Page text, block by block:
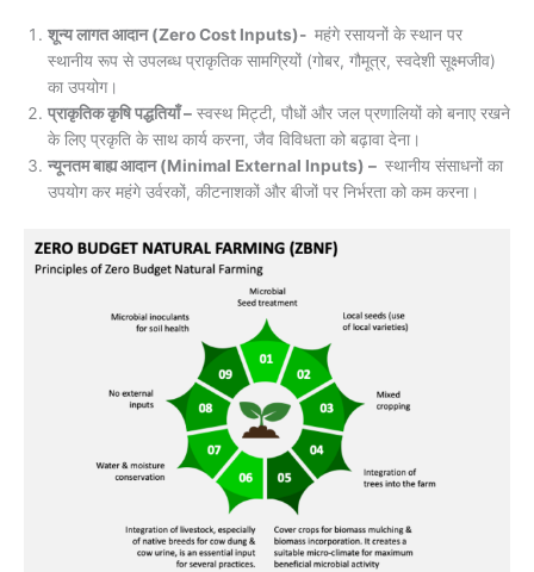
शून्य लागत आदान (Zero Cost Inputs)- महंगे रसायनों के स्थान पर
स्थानीय रूप से उपलब्ध प्राकृतिक सामग्रियों (गोबर, गौमूत्र, स्वदेशी सूक्ष्मजीव)
का उपयोग।
प्राकृतिक कृषि पद्धतियाँ – स्वस्थ मिट्टी, पौधों और जल प्रणालियों को बनाए रखने
के लिए प्रकृति के साथ कार्य करना, जैव विविधता को बढ़ावा देना।
न्यूनतम बाह्य आदान (Minimal External Inputs) – स्थानीय संसाधनों का
उपयोग कर महंगे उर्वरकों, कीटनाशकों और बीजों पर निर्भरता को कम करना।